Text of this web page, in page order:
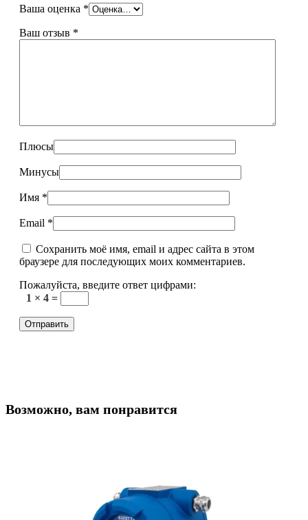
Ваша оценка *
Ваш отзыв *
Плюсы
Минусы
Имя *
Email *
Сохранить моё имя, email и адрес сайта в этом
браузере для последующих моих комментариев.
Пожалуйста, введите ответ цифрами:
1 × 4 =
Возможно, вам понравится